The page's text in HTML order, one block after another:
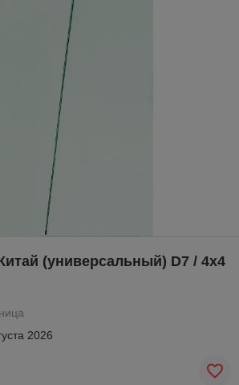
(универсальный) D7 / 4х4
2026